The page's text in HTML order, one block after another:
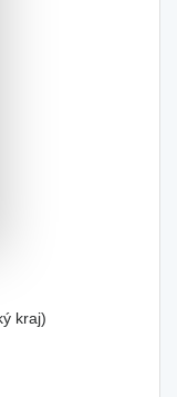
kraj)